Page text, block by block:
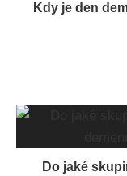
Kdy je den
Do jaké